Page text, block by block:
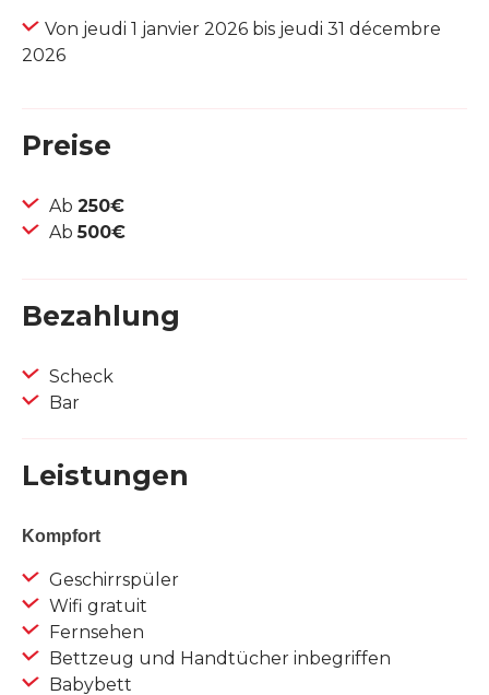
Von jeudi 1 janvier 2026 bis jeudi 31 décembre
2026
Preise
Ab 250€
Ab500€
Bezahlung
Scheck
Bar
Leistungen
Kompfort
Geschirrspüler
Wifi gratuit
Fernsehen
Bettzeug und Handtücher inbegriffen
Babybett